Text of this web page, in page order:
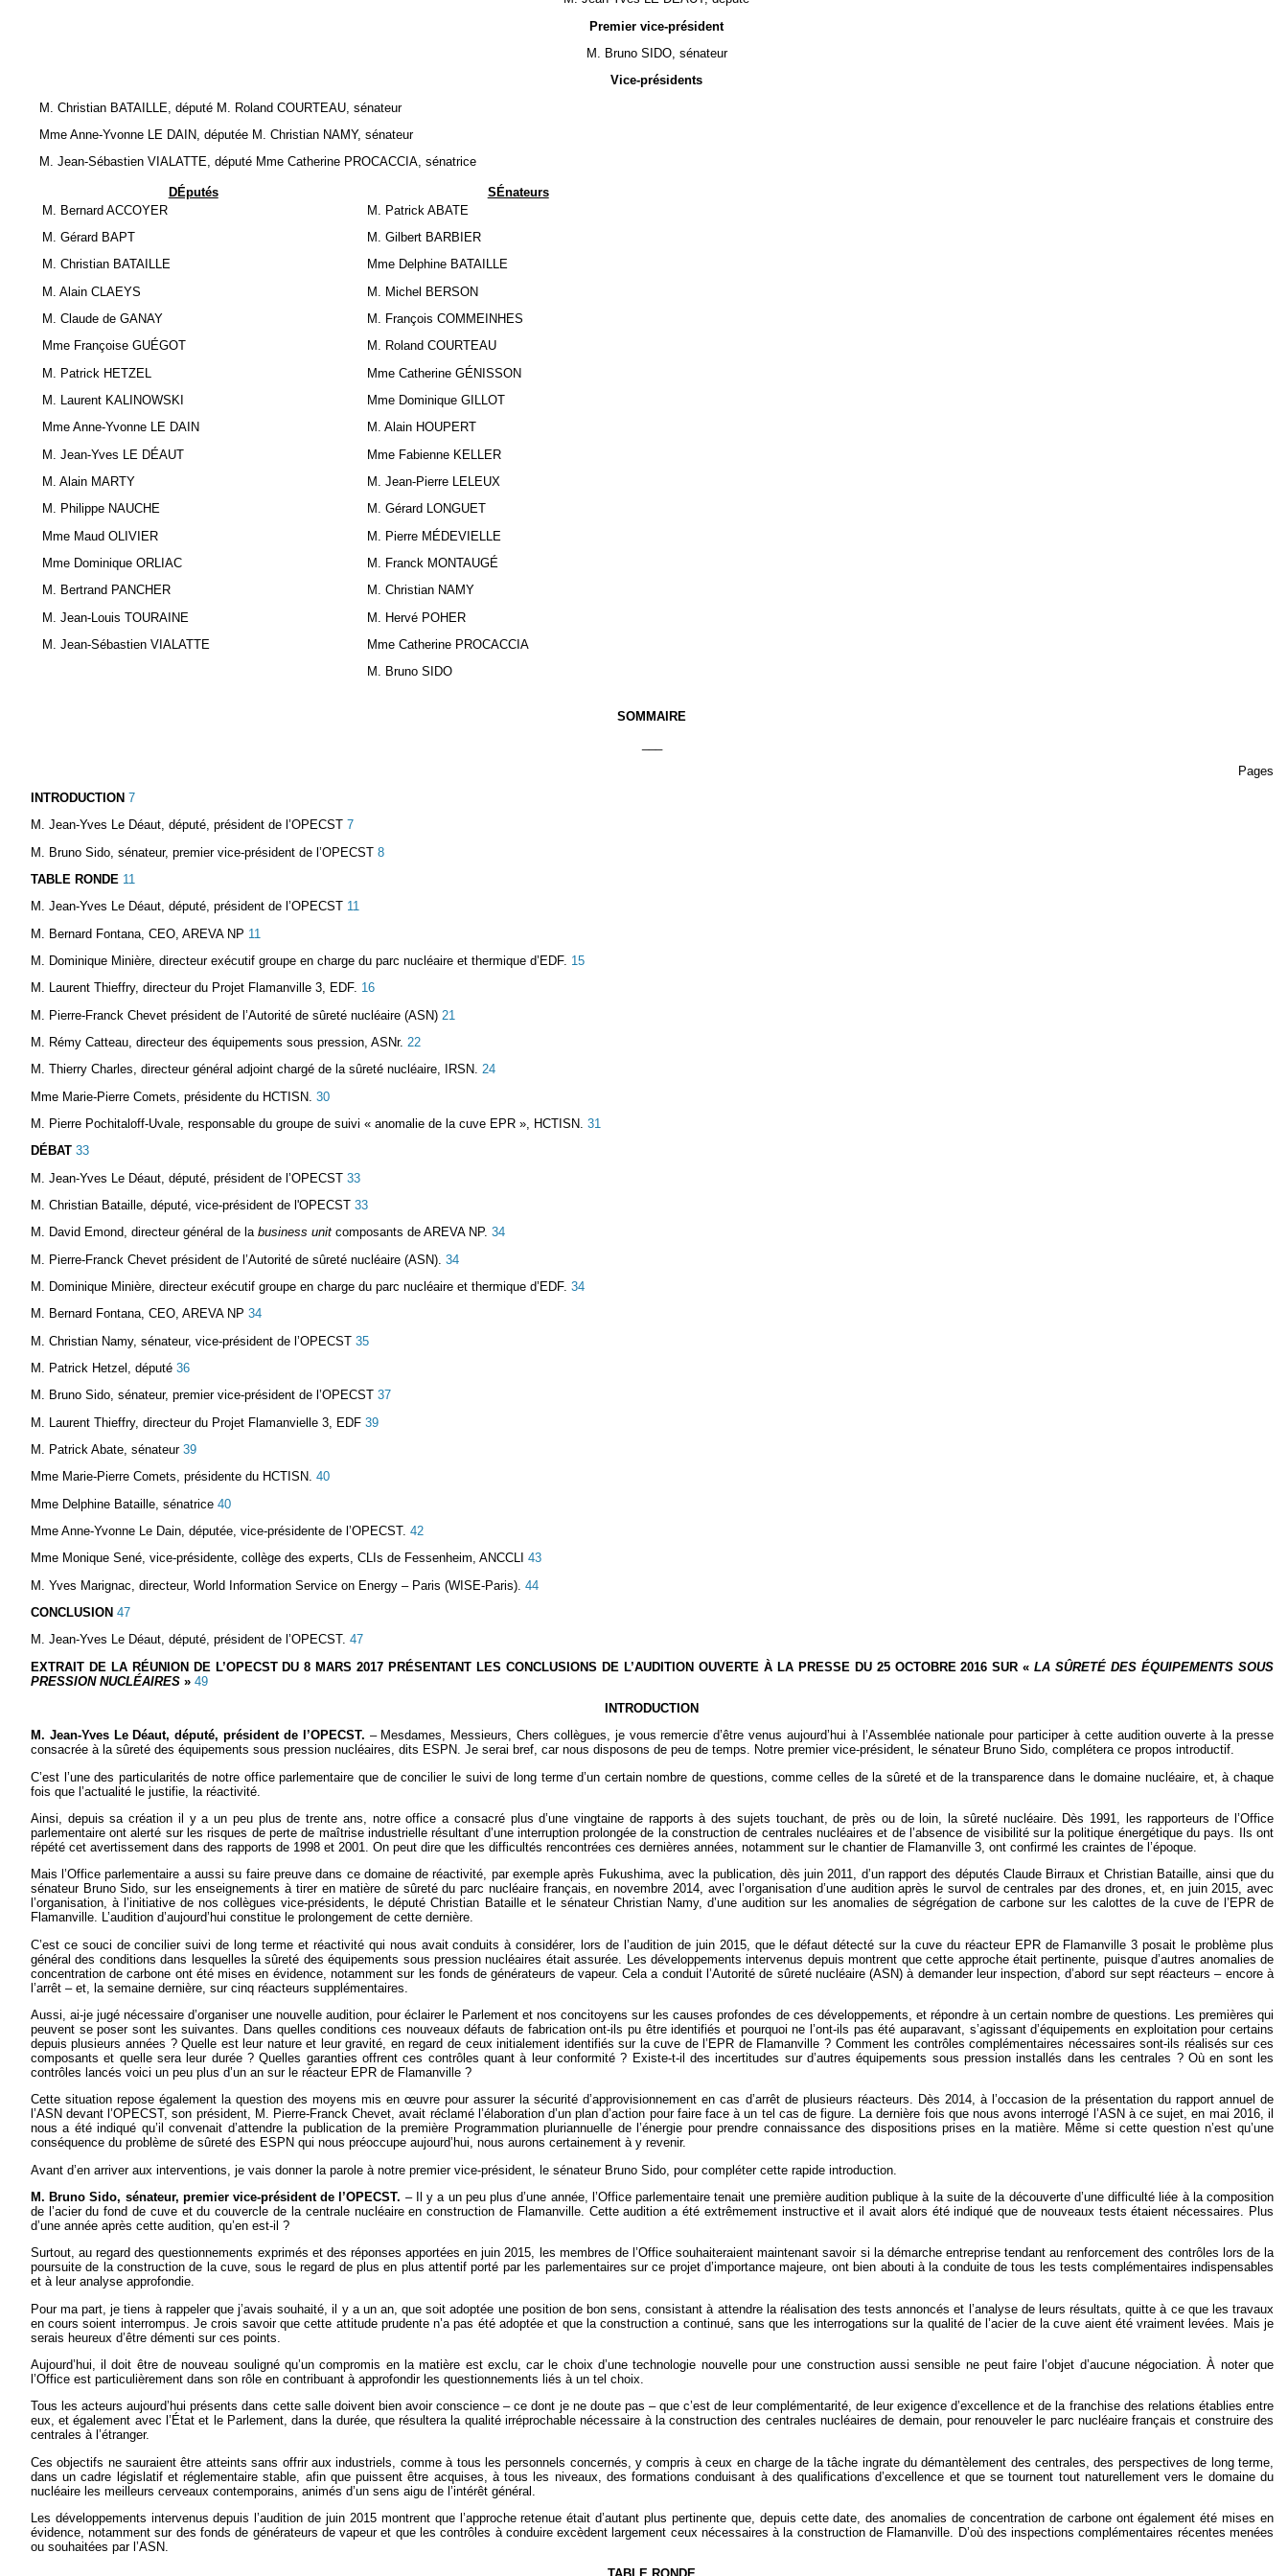
Premier vice-président
M. Bruno SIDO, sénateur
Vice-présidents
M. Christian BATAILLE, député M. Roland COURTEAU, sénateur
Mme Anne-Yvonne LE DAIN, députée M. Christian NAMY, sénateur
M. Jean-Sébastien VIALATTE, député Mme Catherine PROCACCIA, sénatrice
DÉputés
SÉnateurs
M. Bernard ACCOYER
M. Gérard BAPT
M. Christian BATAILLE
M. Alain CLAEYS
M. Claude de GANAY
Mme Françoise GUÉGOT
M. Patrick HETZEL
M. Laurent KALINOWSKI
Mme Anne-Yvonne LE DAIN
M. Jean-Yves LE DÉAUT
M. Alain MARTY
M. Philippe NAUCHE
Mme Maud OLIVIER
Mme Dominique ORLIAC
M. Bertrand PANCHER
M. Jean-Louis TOURAINE
M. Jean-Sébastien VIALATTE
M. Patrick ABATE
M. Gilbert BARBIER
Mme Delphine BATAILLE
M. Michel BERSON
M. François COMMEINHES
M. Roland COURTEAU
Mme Catherine GÉNISSON
Mme Dominique GILLOT
M. Alain HOUPERT
Mme Fabienne KELLER
M. Jean-Pierre LELEUX
M. Gérard LONGUET
M. Pierre MÉDEVIELLE
M. Franck MONTAUGÉ
M. Christian NAMY
M. Hervé POHER
Mme Catherine PROCACCIA
M. Bruno SIDO
SOMMAIRE
Pages
INTRODUCTION 7
M. Jean-Yves Le Déaut, député, président de l’OPECST7
M. Bruno Sido, sénateur, premier vice-président de l’OPECST8
TABLE RONDE11
M. Jean-Yves Le Déaut, député, président de l’OPECST11
M. Bernard Fontana, CEO, AREVA NP 11
M. Dominique Minière, directeur exécutif groupe en charge du parc nucléaire et thermique d’EDF. 15
M. Laurent Thieffry, directeur du Projet Flamanville 3, EDF. 16
M. Pierre-Franck Chevet président de l’Autorité de sûreté nucléaire (ASN)21
M. Rémy Catteau, directeur des équipements sous pression, ASNr. 22
M. Thierry Charles, directeur général adjoint chargé de la sûreté nucléaire, IRSN. 24
Mme Marie-Pierre Comets, présidente du HCTISN. 30
M. Pierre Pochitaloff-Uvale, responsable du groupe de suivi « anomalie de la cuve EPR », HCTISN. 31
DÉBAT33
M. Jean-Yves Le Déaut, député, président de l’OPECST33
M. Christian Bataille, député, vice-président de l'OPECST33
M. David Emond, directeur général de la business unitcomposants de AREVA NP. 34
M. Pierre-Franck Chevet président de l’Autorité de sûreté nucléaire (ASN). 34
M. Dominique Minière, directeur exécutif groupe en charge du parc nucléaire et thermique d’EDF. 34
M. Bernard Fontana, CEO, AREVA NP 34
M. Christian Namy, sénateur, vice-président de l’OPECST35
M. Patrick Hetzel, député36
M. Bruno Sido, sénateur, premier vice-président de l’OPECST37
M. Laurent Thieffry, directeur du Projet Flamanvielle 3, EDF39
M. Patrick Abate, sénateur39
Mme Marie-Pierre Comets, présidente du HCTISN. 40
Mme Delphine Bataille, sénatrice40
Mme Anne-Yvonne Le Dain, députée, vice-présidente de l’OPECST. 42
Mme Monique Sené, vice-présidente, collège des experts, CLIs de Fessenheim, ANCCLI 43
M. Yves Marignac, directeur, World Information Service on Energy – Paris (WISE-Paris). 44
CONCLUSION 47
M. Jean-Yves Le Déaut, député, président de l’OPECST. 47
EXTRAIT DE LA RÉUNION DE L’OPECST DU 8 MARS 2017 PRÉSENTANT LES CONCLUSIONS DE L’AUDITION OUVERTE À LA PRESSE DU 25 OCTOBRE 2016 SUR «LA SÛRETÉ DES ÉQUIPEMENTS SOUS
PRESSION NUCLÉAIRES»49
INTRODUCTION
M. Jean-Yves Le Déaut, député, président de l’OPECST. – Mesdames, Messieurs, Chers collègues, je vous remercie d’être venus aujourd’hui à l’Assemblée nationale pour participer à cette audition ouverte à la presse
consacrée à la sûreté des équipements sous pression nucléaires, dits ESPN. Je serai bref, car nous disposons de peu de temps. Notre premier vice-président, le sénateur Bruno Sido, complétera ce propos introductif.
C’est l’une des particularités de notre office parlementaire que de concilier le suivi de long terme d’un certain nombre de questions, comme celles de la sûreté et de la transparence dans le domaine nucléaire, et, à chaque
fois que l’actualité le justifie, la réactivité.
Ainsi, depuis sa création il y a un peu plus de trente ans, notre office a consacré plus d’une vingtaine de rapports à des sujets touchant, de près ou de loin, la sûreté nucléaire. Dès 1991, les rapporteurs de l’Office
parlementaire ont alerté sur les risques de perte de maîtrise industrielle résultant d’une interruption prolongée de la construction de centrales nucléaires et de l’absence de visibilité sur la politique énergétique du pays. Ils ont
répété cet avertissement dans des rapports de 1998 et 2001. On peut dire que les difficultés rencontrées ces dernières années, notamment sur le chantier de Flamanville 3, ont confirmé les craintes de l’époque.
Mais l’Office parlementaire a aussi su faire preuve dans ce domaine de réactivité, par exemple après Fukushima, avec la publication, dès juin 2011, d’un rapport des députés Claude Birraux et Christian Bataille, ainsi que du
sénateur Bruno Sido, sur les enseignements à tirer en matière de sûreté du parc nucléaire français, en novembre 2014, avec l’organisation d’une audition après le survol de centrales par des drones, et, en juin 2015, avec
l’organisation, à l’initiative de nos collègues vice-présidents, le député Christian Bataille et le sénateur Christian Namy, d’une audition sur les anomalies de ségrégation de carbone sur les calottes de la cuve de l’EPR de
Flamanville. L’audition d’aujourd’hui constitue le prolongement de cette dernière.
C’est ce souci de concilier suivi de long terme et réactivité qui nous avait conduits à considérer, lors de l’audition de juin 2015, que le défaut détecté sur la cuve du réacteur EPR de Flamanville 3 posait le problème plus
général des conditions dans lesquelles la sûreté des équipements sous pression nucléaires était assurée. Les développements intervenus depuis montrent que cette approche était pertinente, puisque d’autres anomalies de
concentration de carbone ont été mises en évidence, notamment sur les fonds de générateurs de vapeur. Cela a conduit l’Autorité de sûreté nucléaire (ASN) à demander leur inspection, d’abord sur sept réacteurs – encore à
l’arrêt – et, la semaine dernière, sur cinq réacteurs supplémentaires.
Aussi, ai-je jugé nécessaire d’organiser une nouvelle audition, pour éclairer le Parlement et nos concitoyens sur les causes profondes de ces développements, et répondre à un certain nombre de questions. Les premières qui
peuvent se poser sont les suivantes. Dans quelles conditions ces nouveaux défauts de fabrication ont-ils pu être identifiés et pourquoi ne l’ont-ils pas été auparavant, s’agissant d’équipements en exploitation pour certains
depuis plusieurs années ? Quelle est leur nature et leur gravité, en regard de ceux initialement identifiés sur la cuve de l’EPR de Flamanville ? Comment les contrôles complémentaires nécessaires sont-ils réalisés sur ces
composants et quelle sera leur durée ? Quelles garanties offrent ces contrôles quant à leur conformité ? Existe-t-il des incertitudes sur d’autres équipements sous pression installés dans les centrales ? Où en sont les
contrôles lancés voici un peu plus d’un an sur le réacteur EPR de Flamanville ?
Cette situation repose également la question des moyens mis enœuvre pour assurer la sécurité d’approvisionnement en cas d’arrêt de plusieurs réacteurs. Dès 2014, à l’occasion de la présentation du rapport annuel de
l’ASN devant l’OPECST, son président, M. Pierre-Franck Chevet, avait réclamé l’élaboration d’un plan d’action pour faire face à un tel cas de figure. La dernière fois que nous avons interrogé l’ASN à ce sujet, en mai 2016, il
nous a été indiqué qu’il convenait d’attendre la publication de la première Programmation pluriannuelle de l’énergie pour prendre connaissance des dispositions prises en la matière. Même si cette question n’est qu’une
conséquence du problème de sûreté des ESPN qui nous préoccupe aujourd’hui, nous aurons certainement à y revenir.
Avant d’en arriver aux interventions, je vais donner la parole à notre premier vice-président, le sénateur Bruno Sido, pour compléter cette rapide introduction.
M. Bruno Sido, sénateur, premier vice-président de l’OPECST. – Il y a un peu plus d’une année, l’Office parlementaire tenait une première audition publique à la suite de la découverte d’une difficulté liée à la composition
de l’acier du fond de cuve et du couvercle de la centrale nucléaire en construction de Flamanville. Cette audition a été extrêmement instructive et il avait alors été indiqué que de nouveaux tests étaient nécessaires. Plus
d’une année après cette audition, qu’en est-il ?
Surtout, au regard des questionnements exprimés et des réponses apportées en juin 2015, les membres de l’Office souhaiteraient maintenant savoir si la démarche entreprise tendant au renforcement des contrôles lors de la
poursuite de la construction de la cuve, sous le regard de plus en plus attentif porté par les parlementaires sur ce projet d’importance majeure, ont bien abouti à la conduite de tous les tests complémentaires indispensables
et à leur analyse approfondie.
Pour ma part, je tiens à rappeler que j’avais souhaité, il y a un an, que soit adoptée une position de bon sens, consistant à attendre la réalisation des tests annoncés et l’analyse de leurs résultats, quitte à ce que les travaux
en cours soient interrompus. Je crois savoir que cette attitude prudente n’a pas été adoptée et que la construction a continué, sans que les interrogations sur la qualité de l’acier de la cuve aient été vraiment levées. Mais je
serais heureux d’être démenti sur ces points.
Aujourd’hui, il doit être de nouveau souligné qu’un compromis en la matière est exclu, car le choix d’une technologie nouvelle pour une construction aussi sensible ne peut faire l’objet d’aucune négociation. À noter que
l’Office est particulièrement dans son rôle en contribuant à approfondir les questionnements liés à un tel choix.
Tous les acteurs aujourd’hui présents dans cette salle doivent bien avoir conscience – ce dont je ne doute pas – que c’est de leur complémentarité, de leur exigence d’excellence et de la franchise des relations établies entre
eux, et également avec l’État et le Parlement, dans la durée, que résultera la qualité irréprochable nécessaire à la construction des centrales nucléaires de demain, pour renouveler le parc nucléaire français et construire des
centrales à l’étranger.
Ces objectifs ne sauraient être atteints sans offrir aux industriels, comme à tous les personnels concernés, y compris à ceux en charge de la tâche ingrate du démantèlement des centrales, des perspectives de long terme,
dans un cadre législatif et réglementaire stable, afin que puissent être acquises, à tous les niveaux, des formations conduisant à des qualifications d’excellence et que se tournent tout naturellement vers le domaine du
nucléaire les meilleurs cerveaux contemporains, animés d’un sens aigu de l’intérêt général.
Les développements intervenus depuis l’audition de juin 2015 montrent que l’approche retenue était d’autant plus pertinente que, depuis cette date, des anomalies de concentration de carbone ont également été mises en
évidence, notamment sur des fonds de générateurs de vapeur et que les contrôles à conduire excèdent largement ceux nécessaires à la construction de Flamanville. D’où des inspections complémentaires récentes menées
ou souhaitées par l’ASN.